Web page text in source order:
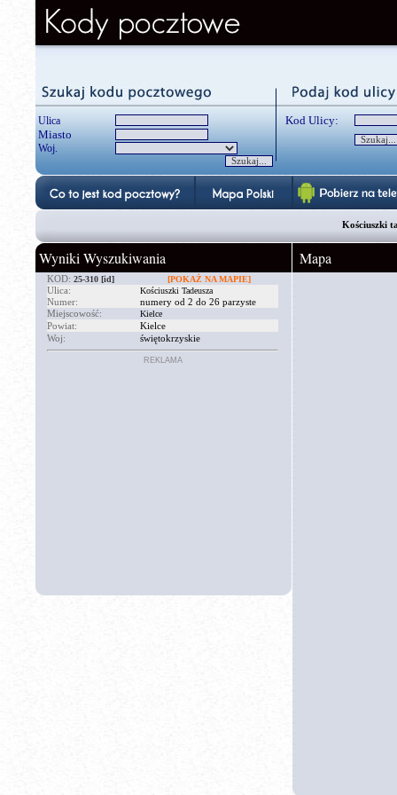
Ulica
Miasto
Woj.
Kod Ulicy:
Kościuszki
Wyniki Wyszukiwania
KOD: 25-310 [id] [POKAŻ NA MAPIE]
Ulica: Kościuszki Tadeusza
Numer:
numery od 2 do 26 parzyste
Miejscowość:
Kielce
Powiat:
Kielce
Woj:
świętokrzyskie
REKLAMA
Mapa